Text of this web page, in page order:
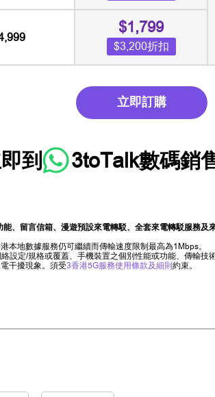
$1,799
$3,200折扣
立即訂購
到 3toTalk數碼銷
、留言信箱、漫遊預設來電轉駁、全套來電轉駁服務及
本地數據服務仍可繼續而傳輸速度限制最高為1Mbps。
設定/規格或覆蓋、手機裝置之個別性能或功能、傳輸
干擾現象。須受3香港5G服務使用條款及細則 約束。